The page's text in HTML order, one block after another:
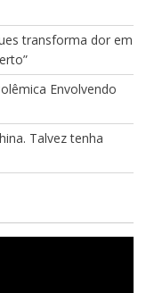
transforma dor em
Envolvendo
Talvez tenha